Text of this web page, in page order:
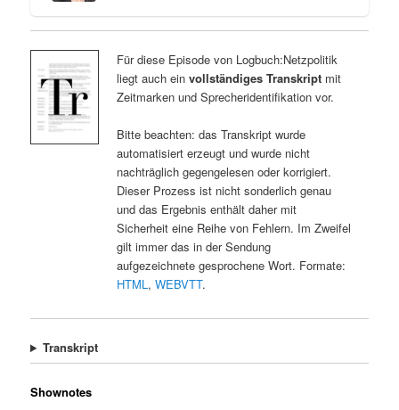
Für diese Episode von Logbuch:Netzpolitik
liegt auch ein vollständiges Transkriptmit
Zeitmarken und Sprecheridentifikation vor.
Bitte beachten: das Transkript wurde
automatisiert erzeugt und wurde nicht
nachträglich gegengelesen oder korrigiert.
Dieser Prozess ist nicht sonderlich genau
und das Ergebnis enthält daher mit
Sicherheit eine Reihe von Fehlern. Im Zweifel
gilt immer das in der Sendung
aufgezeichnete gesprochene Wort. Formate:
HTML, WEBVTT.
Transkript
Shownotes